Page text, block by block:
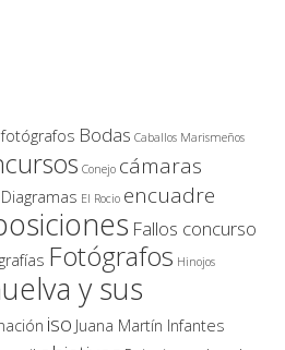
Bodas Caballos Marismeños
Conejo cámaras
Diagramas El Rocio encuadre
Fallos concurso
Fotógrafos Hinojos
y sus
iso Juana Martín Infantes